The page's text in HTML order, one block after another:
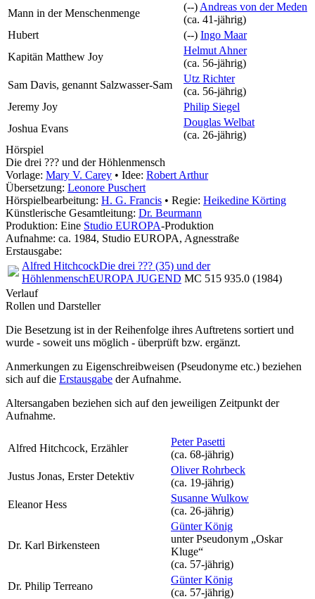
Mann in der Menschenmenge
(--) Andreas von der Meden
(ca. 41‑jährig)
Hubert
(--) Ingo Maar
Kapitän Matthew Joy
Helmut Ahner
(ca. 56‑jährig)
Sam Davis, genannt Salzwasser-Sam
Utz Richter
(ca. 56‑jährig)
Jeremy Joy
Philip Siegel
Joshua Evans
Douglas Welbat
(ca. 26‑jährig)
Hörspiel
Die drei ??? und der Höhlenmensch
Vorlage: Mary V. Carey • Idee: Robert Arthur
Übersetzung: Leonore Puschert
Hörspielbearbeitung: H. G. Francis • Regie: Heikedine Körting
Künstlerische Gesamtleitung: Dr. Beurmann
Produktion: Eine Studio EUROPA-Produktion
Aufnahme: ca. 1984, Studio EUROPA, Agnesstraße
Erstausgabe:
Alfred HitchcockDie drei ??? (35) und der
HöhlenmenschEUROPA JUGEND MC 515 935.0 (1984)
Verlauf
Rollen und Darsteller
Die Besetzung ist in derReihenfolge ihres Auftretens sortiert und
wurde - soweit uns möglich - überprüft bzw. ergänzt.
Anmerkungen zu Eigenschreibweisen (Pseudonyme etc.) beziehen
sich auf die Erstausgabe der Aufnahme.
Altersangaben beziehen sich auf den jeweiligen Zeitpunkt der
Aufnahme.
Alfred Hitchcock, Erzähler
Peter Pasetti
(ca. 68‑jährig)
Justus Jonas, Erster Detektiv
Oliver Rohrbeck
(ca. 19‑jährig)
Eleanor Hess
Susanne Wulkow
(ca. 26‑jährig)
Dr. Karl Birkensteen
Günter König
unter Pseudonym „Oskar
Kluge“
(ca. 57‑jährig)
Dr. Philip Terreano
Günter König
(ca. 57‑jährig)